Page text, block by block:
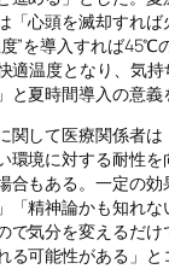
「心頭を滅却すれば
度”を導入すれば45℃
適温度となり、気持
と夏時間導入の意義
関して医療関係者は
環境に対する耐性を
合もある。一定の効
「精神論かも知れな
で気分を変えるだけ
る可能性がある」と